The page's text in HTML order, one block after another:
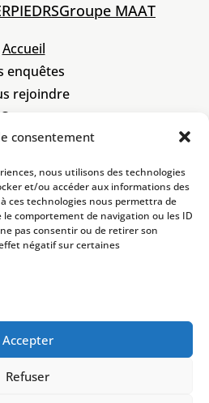
consentement
nous utilisons des technologies
et/ou accéder aux informations des
ces technologies nous permettra de
comportement de navigation ou les ID
pas consentir ou de retirer son
négatif sur certaines
Accepter
Refuser
Accueil
enquêtes
rejoindre
Contact
propos
légales
de cookies
confidentialité
Groupe MAAT
IEDRS
Lafayette
SIRET :
985 077 692